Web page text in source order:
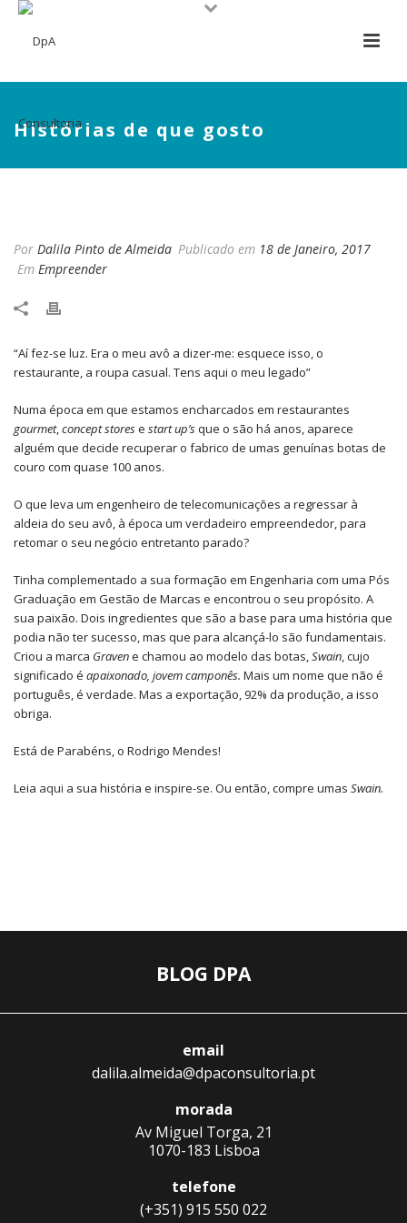
Histórias de que gosto
Por Dalila Pinto de Almeida Publicado em 18 de Janeiro, 2017
Em Empreender
“Aí fez-se luz. Era o meu avô a dizer-me: esquece isso, o
restaurante, a roupa casual. Tens aqui o meu legado”
Numa época em que estamos encharcados em restaurantes
gourmet,concept storese start up’sque o são há anos, aparece
alguém que decide recuperar o fabrico de umas genuínas botas de
couro com quase 100 anos.
O que leva um engenheiro de telecomunicações a regressar à
aldeia do seu avô, à época um verdadeiro empreendedor, para
retomar o seu negócio entretanto parado?
Tinha complementado a sua formação em Engenharia com uma Pós
Graduação em Gestão de Marcas e encontrou o seu propósito. A
sua paixão. Dois ingredientes que são a base para uma história que
podia não ter sucesso, mas que para alcançá-lo são fundamentais.
Criou a marca Gravene chamou ao modelo das botas,Swain, cujo
significado é apaixonado, jovem camponês. Mais um nome que não é
português, é verdade. Mas a exportação, 92% da produção, a isso
obriga.
Está de Parabéns, o Rodrigo Mendes!
Leia aqui a sua história e inspire-se. Ou então, compre umas Swain.
BLOG DPA
email
dalila.almeida@dpaconsultoria.pt
morada
Av Miguel Torga, 21
1070-183 Lisboa
telefone
(+351) 915 550 022